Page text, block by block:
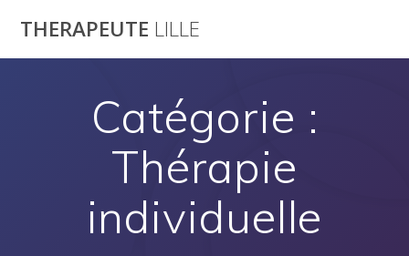
THERAPEUTE LILLE
Catégorie :
Thérapie
individuelle